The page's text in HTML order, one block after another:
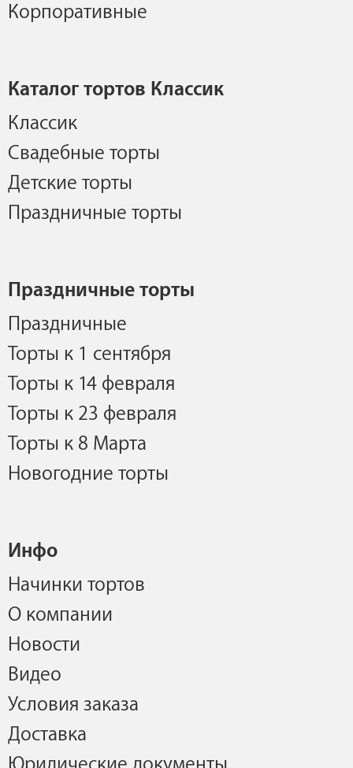
Корпоративные
Каталог тортов Классик
Классик
Свадебные торты
Детские торты
Праздничные торты
Праздничные торты
Праздничные
Торты к 1 сентября
Торты к 14 февраля
Торты к 23 февраля
Торты к 8 Марта
Новогодние торты
Инфо
Начинки тортов
О компании
Новости
Видео
Условия заказа
Доставка